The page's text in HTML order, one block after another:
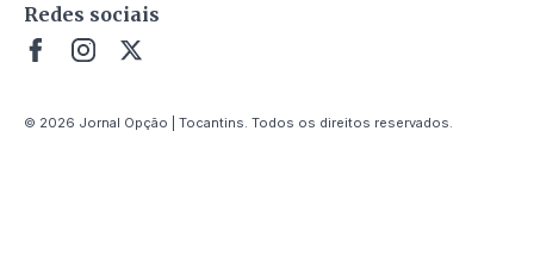
Redes sociais
© 2026 Jornal Opção | Tocantins. Todos os direitos reservados.